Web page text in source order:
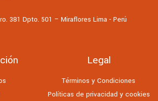
381 Dpto. 501 – Miraflores Lima - Perú
Legal
Términos y Condiciones
Políticas de privacidad y cookies